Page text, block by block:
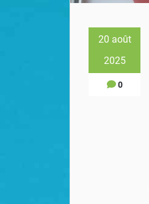
20 août
2025
0